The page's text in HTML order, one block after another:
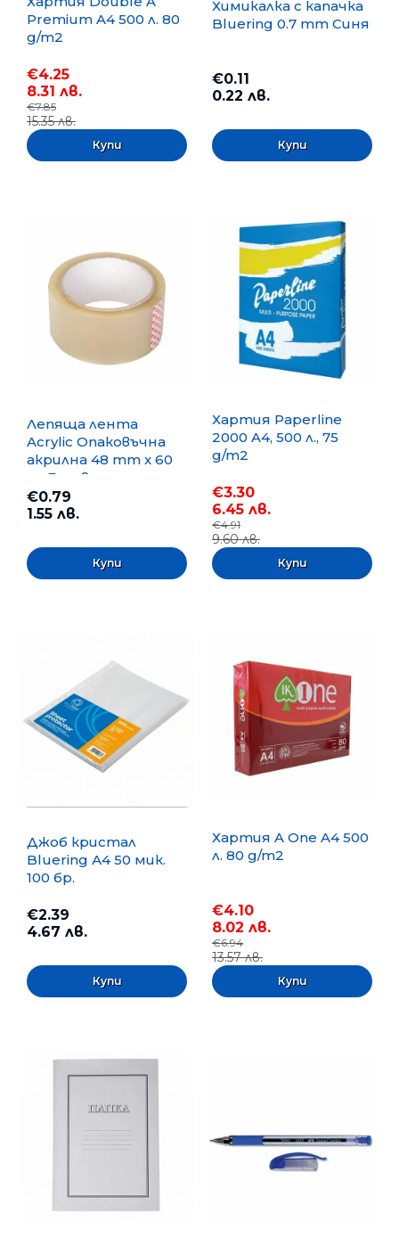
Premium A4 500 л. 80
g/m2
€4.25
8.31 лв.
€7.85
15.35 лв.
Химикалка с капачка
Bluering 0.7 mm Синя
€0.11
0.22 лв.
Лепяща лента
Acrylic Опаковъчна
акрилна 48 mm x 60
m, Безцветна
€0.79
1.55 лв.
Хартия Paperline
2000 A4, 500 л., 75
g/m2
€3.30
6.45 лв.
€4.91
9.60 лв.
Джоб кристал
Bluering А4 50 мик.
100 бр.
€2.39
4.67 лв.
Хартия A One A4 500
л. 80 g/m2
€4.10
8.02 лв.
€6.94
13.57 лв.